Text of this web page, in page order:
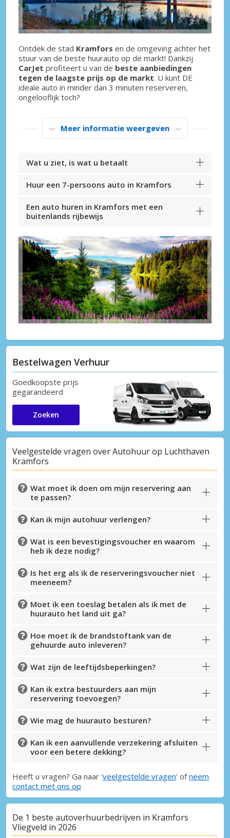
Ontdek de stad Kramfors en de omgeving achter het
stuur van de beste huurauto op de markt! Dankzij
CarJet profiteert u van de beste aanbiedingen
tegen de laagste prijs op de markt. U kunt DE
ideale auto in minder dan 3 minuten reserveren,
ongelooflijk toch?
Meer informatie weergeven
Wat u ziet, is wat u betaalt
Huur een 7-persoons auto in Kramfors
Een auto huren in Kramfors met een
buitenlands rijbewijs
Bestelwagen Verhuur
Goedkoopste prijs
gegarandeerd
Zoeken
Veelgestelde vragen over Autohuur op Luchthaven
Kramfors
Wat moet ik doen om mijn reservering aan
te passen?
Kan ik mijn autohuur verlengen?
Wat is een bevestigingsvoucher en waarom
heb ik deze nodig?
Is het erg als ik de reserveringsvoucher niet
meeneem?
Moet ik een toeslag betalen als ik met de
huurauto het land uit ga?
Hoe moet ik de brandstoftank van de
gehuurde auto inleveren?
Wat zijn de leeftijdsbeperkingen?
Kan ik extra bestuurders aan mijn
reservering toevoegen?
Wie mag de huurauto besturen?
Kan ik een aanvullende verzekering afsluiten
voor een betere dekking?
Heeft u vragen? Ga naar 'veelgestelde vragen' ofneem
contact met ons op
De 1 beste autoverhuurbedrijven in Kramfors
Vliegveld in 2026